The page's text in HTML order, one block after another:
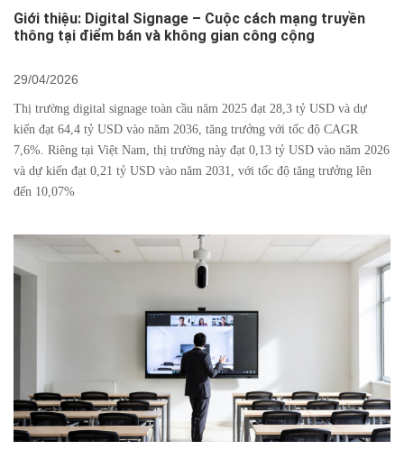
Giới thiệu: Digital Signage – Cuộc cách mạng truyền
thông tại điểm bán và không gian công cộng
29/04/2026
Thị trường digital signage toàn cầu năm 2025 đạt 28,3 tỷ USD và dự
kiến đạt 64,4 tỷ USD vào năm 2036, tăng trưởng với tốc độ CAGR
7,6%. Riêng tại Việt Nam, thị trường này đạt 0,13 tỷ USD vào năm 2026
và dự kiến đạt 0,21 tỷ USD vào năm 2031, với tốc độ tăng trưởng lên
đến 10,07%